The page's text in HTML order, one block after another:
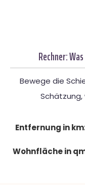
Rechner:
Bewege die
Schätzung,
Entfernung in
Wohnfläche in